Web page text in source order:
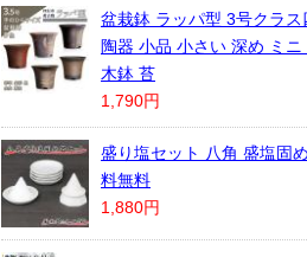
盆栽鉢 ラッパ型 3号クラ
陶器 小品 小さい 深め ミ
木鉢 苔
1,790円
盛り塩セット 八角 盛塩固
料無料
1,880円